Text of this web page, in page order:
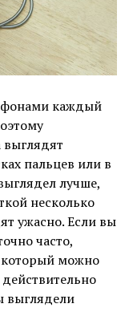
каждый
выглядят
пальцев или в
лучше,
несколько
ужасно. Если вы
часто,
который можно
выглядели